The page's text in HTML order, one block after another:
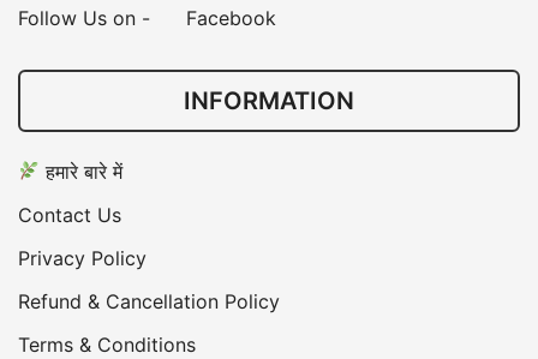
Follow Us on -
Facebook
INFORMATION
हमारे बारे में
Contact Us
Privacy Policy
Refund & Cancellation Policy
Terms & Conditions